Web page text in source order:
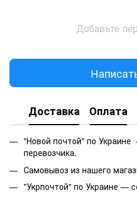
Добавьте
Доставка Оплата
"Новой почтой" по
перевозчика.
Самовывоз из нашего
"Укрпочтой" по Украине —